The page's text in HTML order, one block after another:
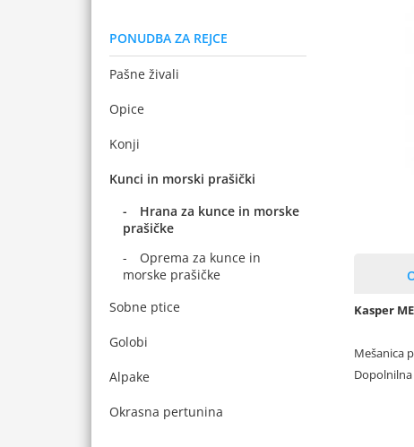
PONUDBA ZA REJCE
Pašne živali
Opice
Konji
Kunci in morski prašički
Hrana za kunce in morske
prašičke
Oprema za kunce in
morske prašičke
Sobne ptice
Golobi
Alpake
Okrasna pertunina
Kasper
Mešanica